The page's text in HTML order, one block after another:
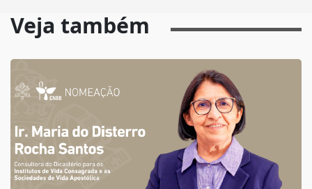
Veja também